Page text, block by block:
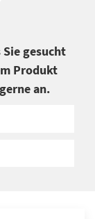
gesucht
Produkt
an.